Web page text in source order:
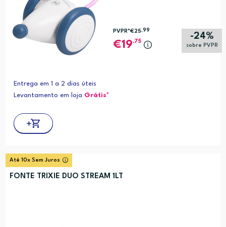
-24%
sobre PVPR
PVPR*€25,99
19,75
Entrega em 1 a 2 dias úteis
Levantamento em loja Grátis*
Até 10x Sem Juros
FONTE TRIXIE DUO STREAM 1LT